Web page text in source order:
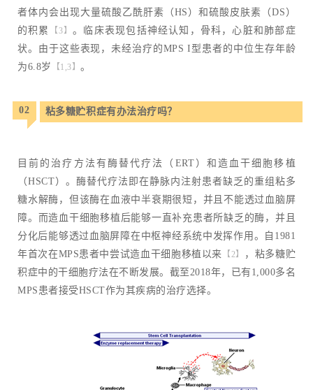
者体内会出现大量硫酸乙酰肝素（HS）和硫酸皮肤素（DS）
的积累
【3】。临床表现包括神经认知，骨科，心脏和肺部症
状。由于这些表现，未经治疗的MPS I型患者的中位生存年龄
为6.8岁
【1,3】 。
02 粘多糖贮积症有办法治疗吗？
目前的治疗方法有酶替代疗法（ERT）和造血干细胞移植
（HSCT）。酶替代疗法即在静脉内注射患者缺乏的重组粘多
糖水解酶，但该酶在血液中半衰期很短，并且不能透过血脑屏
障。而造血干细胞移植后能够一直补充患者所缺乏的酶，并且
分化后能够透过血脑屏障在中枢神经系统中发挥作用。自1981
年首次在MPS患者中尝试造血干细胞移植以来 【2】
，粘多糖贮
积症中的干细胞疗法在不断发展。截至2018年，已有1,000多名
MPS患者接受HSCT作为其疾病的治疗选择。